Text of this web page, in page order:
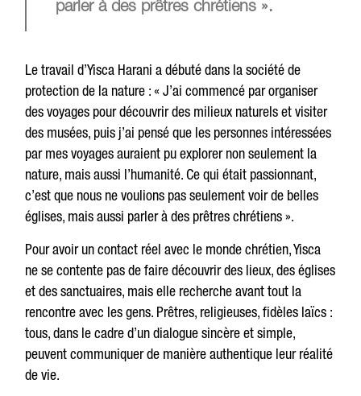
parler à des prêtres chrétiens ».
Le travail d’Yisca Harani a débuté dans la société de
protection de la nature : « J’ai commencé par organiser
des voyages pour découvrir des milieux naturels et visiter
des musées, puis j’ai pensé que les personnes intéressées
par mes voyages auraient pu explorer non seulement la
nature, mais aussi l’humanité. Ce qui était passionnant,
c’est que nous ne voulions pas seulement voir de belles
églises, mais aussi parler à des prêtres chrétiens ».
Pour avoir un contact réel avec le monde chrétien, Yisca
ne se contente pas de faire découvrir des lieux, des églises
et des sanctuaires, mais elle recherche avant tout la
rencontre avec les gens. Prêtres, religieuses, fidèles laïcs :
tous, dans le cadre d’un dialogue sincère et simple,
peuvent communiquer de manière authentique leur réalité
de vie.